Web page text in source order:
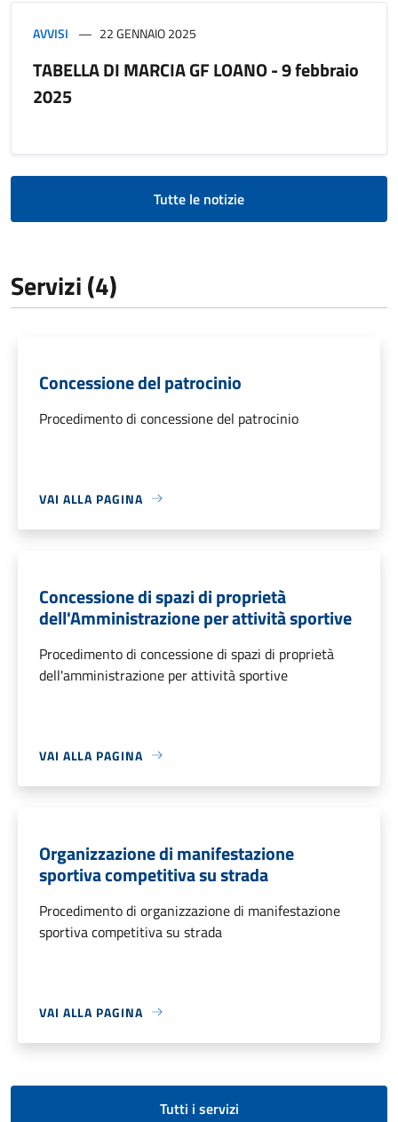
AVVISI 22 GENNAIO 2025
TABELLA DI MARCIA GF LOANO - 9 febbraio
2025
Tutte le notizie
Servizi (4)
Concessione del patrocinio
Procedimento di concessione del patrocinio
VAI ALLA PAGINA
Concessione di spazi di proprietà
dell'Amministrazione per attività sportive
Procedimento di concessione di spazi di proprietà
dell'amministrazione per attività sportive
VAI ALLA PAGINA
Organizzazione di manifestazione
sportiva competitiva su strada
Procedimento di organizzazione di manifestazione
sportiva competitiva su strada
VAI ALLA PAGINA
Tutti i servizi